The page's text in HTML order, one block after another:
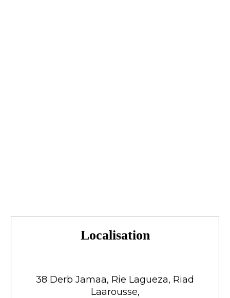
Localisation
38 Derb Jamaa, Rie Lagueza, Riad
Laarousse,